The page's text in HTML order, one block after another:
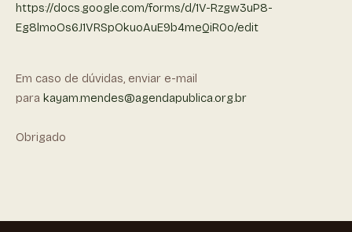
https://docs.google.com/forms/d/1V-Rzgw3uP8-
Eg8lmoOs6J1VRSpOkuoAuE9b4meQiR0o/edit
Em caso de dúvidas, enviar e-mail
para kayam.mendes@agendapublica.org.br
Obrigado